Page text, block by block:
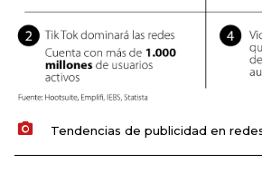
Tendencias de publicidad en